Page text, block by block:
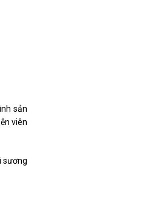
sản
viên
sương